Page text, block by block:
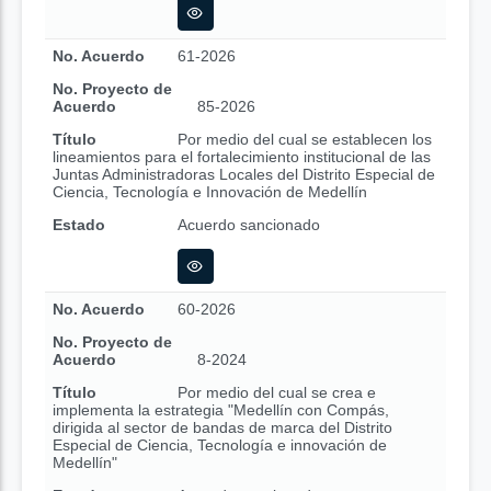
No. Acuerdo
61-2026
No. Proyecto de
Acuerdo
85-2026
Título
Por medio del cual se establecen los
lineamientos para el fortalecimiento institucional de las
Juntas Administradoras Locales del Distrito Especial de
Ciencia, Tecnología e Innovación de Medellín
Estado
Acuerdo sancionado
No. Acuerdo
60-2026
No. Proyecto de
Acuerdo
8-2024
Título
Por medio del cual se crea e
implementa la estrategia "Medellín con Compás,
dirigida al sector de bandas de marca del Distrito
Especial de Ciencia, Tecnología e innovación de
Medellín"